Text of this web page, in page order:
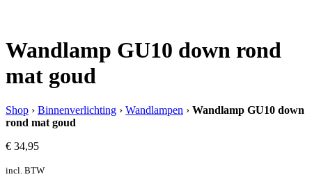
Wandlamp GU10 down rond
mat goud
Shop › Binnenverlichting › Wandlampen › Wandlamp GU10 down
rond mat goud
€ 34,95
incl. BTW